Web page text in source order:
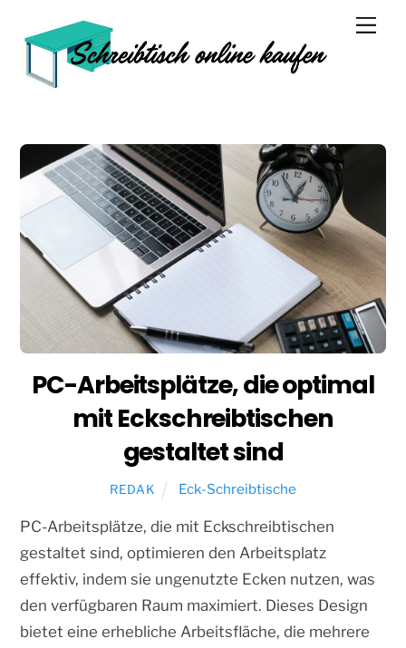
PC-Arbeitsplätze, die optimal
mit Eckschreibtischen
gestaltet sind
REDAK Eck-Schreibtische
PC-Arbeitsplätze, die mit Eckschreibtischen
gestaltet sind, optimieren den Arbeitsplatz
effektiv, indem sie ungenutzte Ecken nutzen, was
den verfügbaren Raum maximiert. Dieses Design
bietet eine erhebliche Arbeitsfläche, die mehrere